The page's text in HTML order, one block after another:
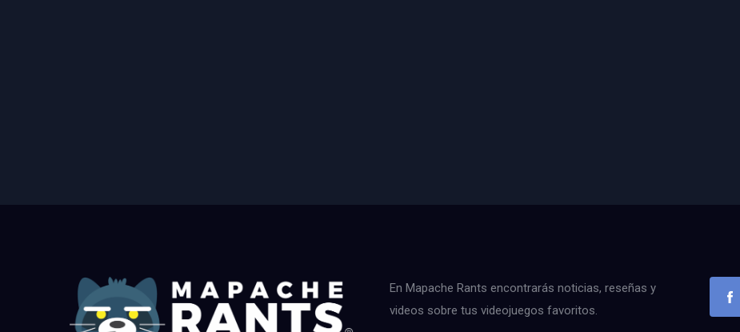
En Mapache Rants encontrarás noticias, reseñas y
videos sobre tus videojuegos favoritos.